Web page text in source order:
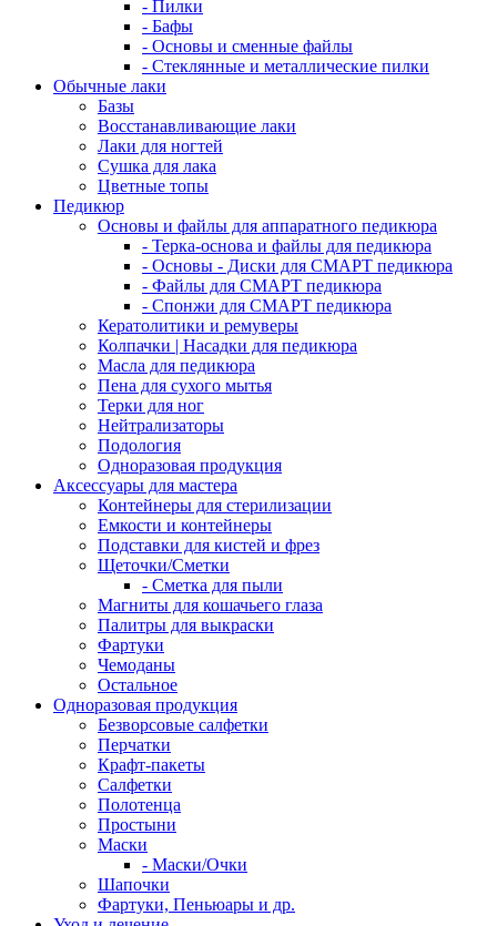
- Пилки
- Бафы
- Основы и сменные файлы
- Стеклянные и металлические пилки
Обычные лаки
Базы
Восстанавливающие лаки
Лаки для ногтей
Сушка для лака
Цветные топы
Педикюр
Основы и файлы для аппаратного педикюра
- Терка-основа и файлы для педикюра
- Основы - Диски для СМАРТ педикюра
- Файлы для СМАРТ педикюра
- Спонжи для СМАРТ педикюра
Кератолитики и ремуверы
Колпачки | Насадки для педикюра
Масла для педикюра
Пена для сухого мытья
Терки для ног
Нейтрализаторы
Подология
Одноразовая продукция
Аксессуары для мастера
Контейнеры для стерилизации
Емкости и контейнеры
Подставки для кистей и фрез
Щеточки/Сметки
- Сметка для пыли
Магниты для кошачьего глаза
Палитры для выкраски
Фартуки
Чемоданы
Остальное
Одноразовая продукция
Безворсовые салфетки
Перчатки
Крафт-пакеты
Салфетки
Полотенца
Простыни
Маски
- Маски/Очки
Шапочки
Фартуки, Пеньюары и др.